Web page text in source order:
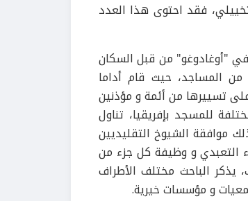
فقد احتوى هذا العدد
"أوغادوغو" من قبل السكان
المساجد، حيث قام أداما
تسييرها من أئمة و مؤذنين
للمسجد بإفريقيا، تناول
موافقة الشيوخ التقليديين
التعبدي و وظيفة كل جزء من
يذكر الباحث مختلف الأطراف
و مؤسسات خيرية.